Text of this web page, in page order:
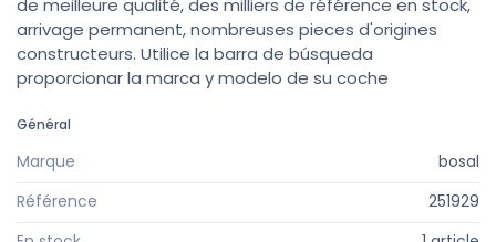
arrivage permanent, nombreuses pieces d'origines
constructeurs. Utilice la barra de búsqueda
proporcionar la marca y modelo de su coche
Général
Marque
bosal
Référence
251929